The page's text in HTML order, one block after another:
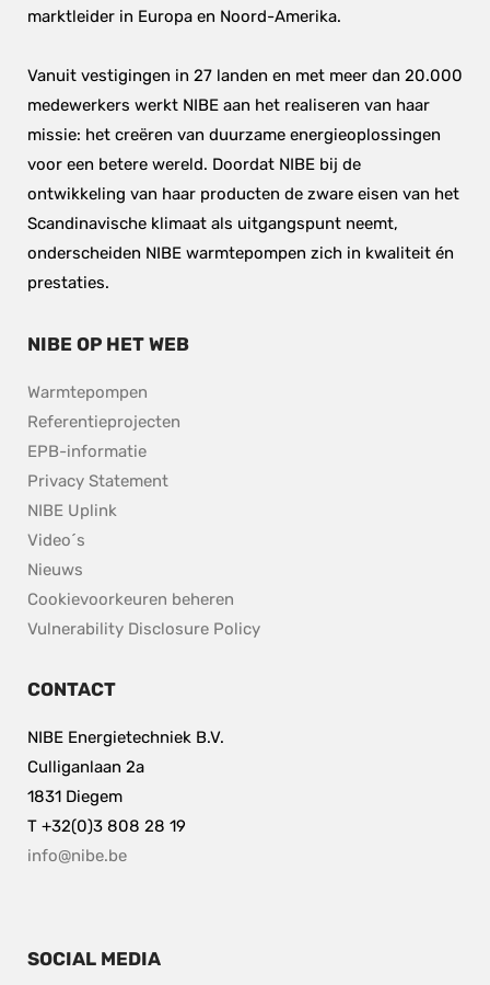
marktleider in Europa en Noord-Amerika.
Vanuit vestigingen in 27 landen en met meer dan 20.000
medewerkers werkt NIBE aan het realiseren van haar
missie: het creëren van duurzame energieoplossingen
voor een betere wereld. Doordat NIBE bij de
ontwikkeling van haar producten de zware eisen van het
Scandinavische klimaat als uitgangspunt neemt,
onderscheiden NIBE warmtepompen zich in kwaliteit én
prestaties.
NIBE OP HET WEB
Warmtepompen
Referentieprojecten
EPB-informatie
Privacy Statement
NIBE Uplink
Video´s
Nieuws
Cookievoorkeuren beheren
Vulnerability Disclosure Policypdf, 153.9 kB.
CONTACT
NIBE Energietechniek B.V.
Culliganlaan 2a
1831 Diegem
T +32(0)3 808 28 19
info@nibe.be
SOCIAL MEDIA